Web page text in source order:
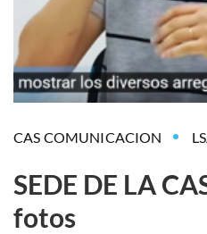
CAS COMUNICACION
SEDE DE LA
fotos